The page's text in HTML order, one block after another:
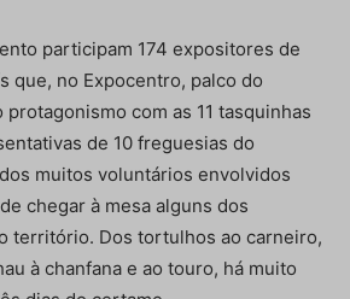
participam 174 expositores de
que, no Expocentro, palco do
com as 11 tasquinhas
de 10 freguesias do
muitos voluntários envolvidos
chegar à mesa alguns dos
território. Dos tortulhos ao carneiro,
à chanfana e ao touro, há muito